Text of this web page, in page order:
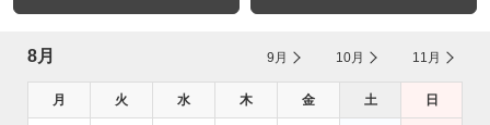
8月 9月 10月 11月
月 火 水 木 金 土 日